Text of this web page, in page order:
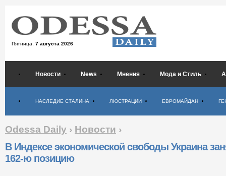
Пятница, 7 августа 2026
Новости News Мнения Мода и Стиль
НАСЛЕДИЕ СТАЛИНА ЛЮСТРАЦИИ ЕВРОМАЙДАН
Odessa Daily › Новости ›
В Индексе экономической свободы Украина
162-ю позицию